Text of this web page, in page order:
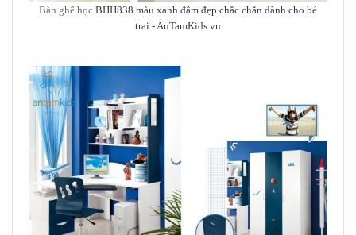
Bàn ghế học BHH838 màu xanh đậm đẹp chắc chắn dành cho bé
trai - AnTamKids.vn